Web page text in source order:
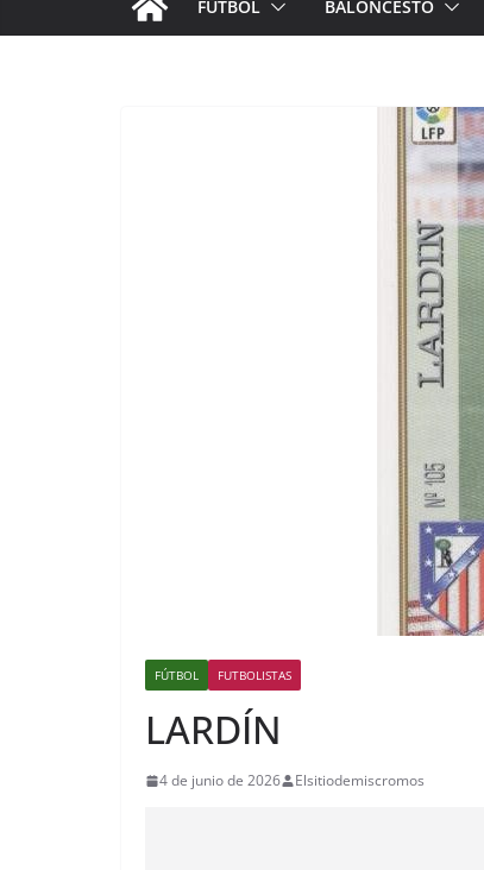
FÚTBOL BALONCESTO
FÚTBOL FUTBOLISTAS
LARDÍN
4 de junio de 2026 Elsitiodemiscromos